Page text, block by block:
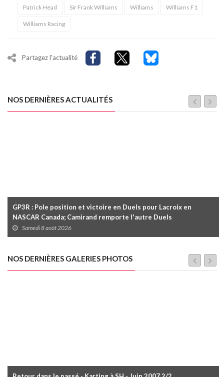
Patrick Head Sir Frank Williams Williams Williams F1
Williams Racing
Partagez l'actualité
NOS DERNIÈRES ACTUALITÉS
GP3R : Pole position et victoire en Duels pour Lacroix en
NASCAR Canada; Camirand remporte l'autre Duels
Samedi 8 août 2026
NOS DERNIÈRES GALERIES PHOTOS